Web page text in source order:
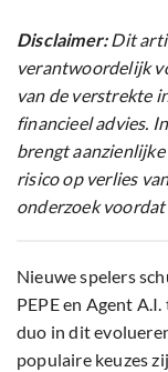
Disclaimer:Dit
verantwoordelijk
van de verstrekte
financieel advies.
brengt aanzienlijke
risico op verlies
onderzoek
Nieuwe spelers
PEPE en Agent
duo in dit
populaire keuzes